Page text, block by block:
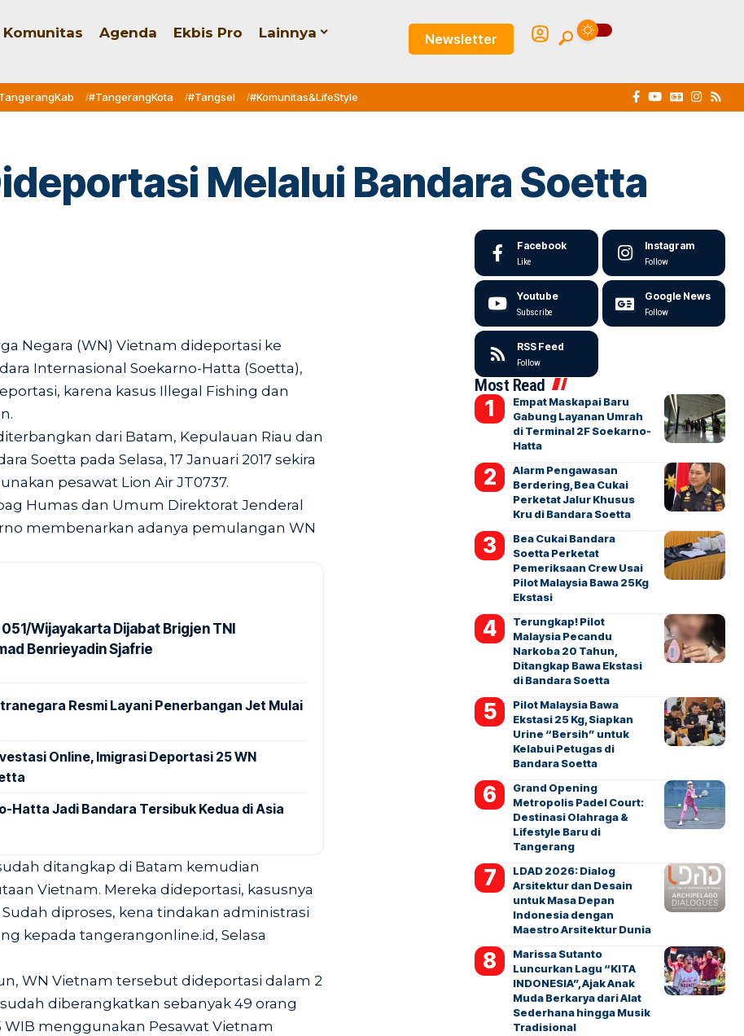
Komunitas Agenda Ekbis Pro Lainnya Newsletter
#TangerangKota #Tangsel #Komunitas&LifeStyle
Melalui Bandara Soetta
Negara (WN) Vietnam dideportasi ke
Internasional Soekarno-Hatta (Soetta),
karena kasus Illegal Fishing dan
dari Batam, Kepulauan Riau dan
Soetta pada Selasa, 17 Januari 2017 sekira
pesawat Lion Air JT0737.
Humas dan Umum Direktorat Jenderal
membenarkan adanya pemulangan WN
Wijayakarta Dijabat Brigjen TNI
Benrieyadin Sjafrie
Resmi Layani Penerbangan Jet Mulai
Online, Imigrasi Deportasi 25 WN
Hatta Jadi Bandara Tersibuk Kedua di Asia
ditangkap di Batam kemudian
Vietnam. Mereka dideportasi, kasusnya
diproses, kena tindakan administrasi
kepada tangerangonline.id , Selasa
WN Vietnam tersebut dideportasi dalam 2
diberangkatkan sebanyak 49 orang
WIB menggunakan Pesawat Vietnam
Facebook
Like
Instagram
Follow
Youtube
Subscribe
Google News
Follow
RSS Feed
Follow
Most Read
Empat Maskapai Baru
Gabung Layanan Umrah
di Terminal 2F Soekarno-
Hatta
Alarm Pengawasan
Berdering, Bea Cukai
Perketat Jalur Khusus
Kru di Bandara Soetta
Bea Cukai Bandara
Soetta Perketat
Pemeriksaan Crew Usai
Pilot Malaysia Bawa 25Kg
Ekstasi
Terungkap! Pilot
Malaysia Pecandu
Narkoba 20 Tahun,
Ditangkap Bawa Ekstasi
di Bandara Soetta
Pilot Malaysia Bawa
Ekstasi 25 Kg, Siapkan
Urine “Bersih” untuk
Kelabui Petugas di
Bandara Soetta
Grand Opening
Metropolis Padel Court:
Destinasi Olahraga &
Lifestyle Baru di
Tangerang
LDAD 2026: Dialog
Arsitektur dan Desain
untuk Masa Depan
Indonesia dengan
Maestro Arsitektur Dunia
Marissa Sutanto
Luncurkan Lagu “KITA
INDONESIA”, Ajak Anak
Muda Berkarya dari Alat
Sederhana hingga Musik
Tradisional